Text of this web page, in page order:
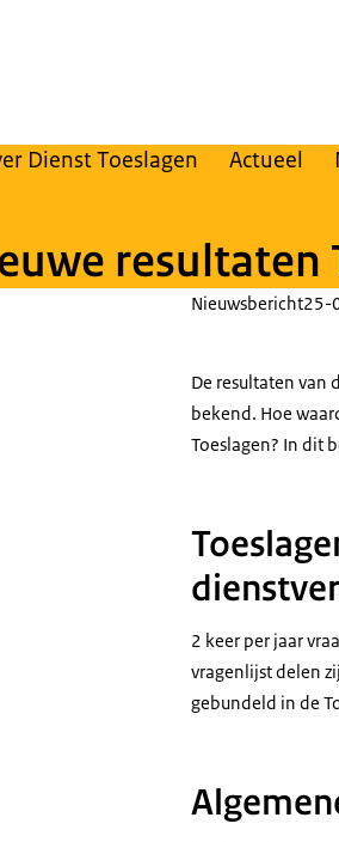
Dienst Toeslagen Actueel
resultaten
Nieuwsbericht25-
De resultaten van
bekend. Hoe
Toeslagen? In dit
2 keer per jaar
vragenlijst delen
gebundeld in de